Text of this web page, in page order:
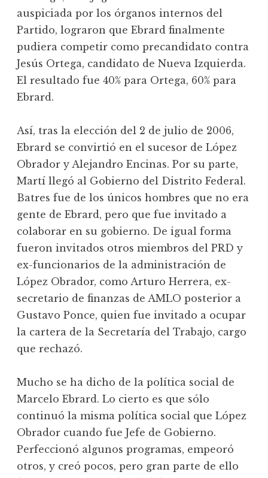
auspiciada por los órganos internos del
Partido, lograron que Ebrard finalmente
pudiera competir como precandidato contra
Jesús Ortega, candidato de Nueva Izquierda.
El resultado fue 40% para Ortega, 60% para
Ebrard.
Así, tras la elección del 2 de julio de 2006,
Ebrard se convirtió en el sucesor de López
Obrador y Alejandro Encinas. Por su parte,
Martí llegó al Gobierno del Distrito Federal.
Batres fue de los únicos hombres que no era
gente de Ebrard, pero que fue invitado a
colaborar en su gobierno. De igual forma
fueron invitados otros miembros del PRD y
ex-funcionarios de la administración de
López Obrador, como Arturo Herrera, ex-
secretario de finanzas de AMLO posterior a
Gustavo Ponce, quien fue invitado a ocupar
la cartera de la Secretaría del Trabajo, cargo
que rechazó.
Mucho se ha dicho de la política social de
Marcelo Ebrard. Lo cierto es que sólo
continuó la misma política social que López
Obrador cuando fue Jefe de Gobierno.
Perfeccionó algunos programas, empeoró
otros, y creó pocos, pero gran parte de ello